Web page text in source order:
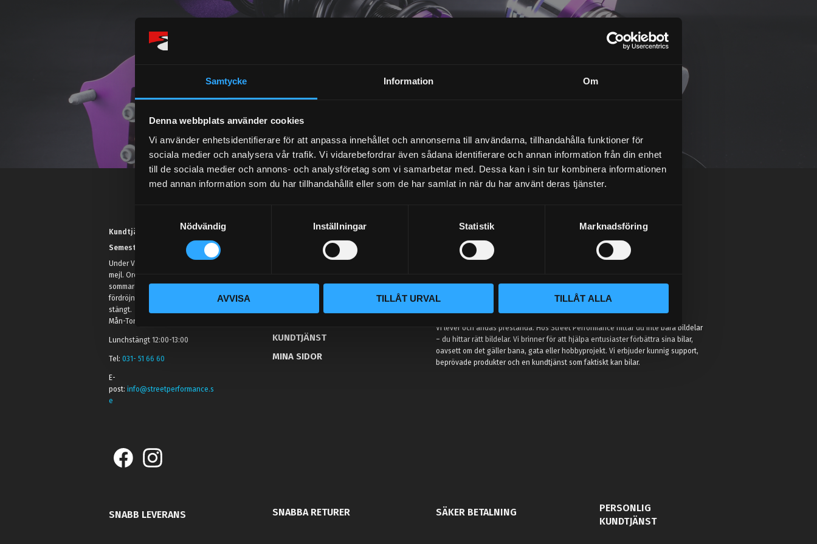
Samtycke Information Om
Denna webbplats använder cookies
Vi använder enhetsidentifierare för att anpassa innehållet och annonserna till användarna, tillhandahålla funktioner för
sociala medier och analysera vår trafik. Vi vidarebefordrar även sådana identifierare och annan information från din enhet
till de sociala medier och annons- och analysföretag som vi samarbetar med. Dessa kan i sin tur kombinera informationen
med annan information som du har tillhandahållit eller som de har samlat in när du har använt deras tjänster.
a
c
v
a
Nödvändig Inställningar Statistik Marknadsföring
AVVISA TILLÅT URVAL TILLÅT ALLA
Dina personuppgifter behandlas i enlighet med vår
Kundtjänst telefon:
Semestertider.
Under V.27 - V.33 nås vi enbart på
mejl. Ordrar skickas under
sommaren men med viss
fördröjning. 2/7 -9/7 är det helt
stängt.
Mån-Tors: 10:30-15:00
Lunchstängt 12:00-13:00
Tel:031- 51 66 60
E-
post:info@streetperformance.s
e
KUNDTJÄNST
MINA SIDOR
VÅR AFFÄRSIDÉ ÄR ENKEL:
Vi lever och andas prestanda. Hos Street Performance hittar du inte bara bildelar
– du hittar rätt bildelar. Vi brinner för att hjälpa entusiaster förbättra sina bilar,
oavsett om det gäller bana, gata eller hobbyprojekt. Vi erbjuder kunnig support,
beprövade produkter och en kundtjänst som faktiskt kan bilar.
SNABB LEVERANS SNABBA RETURER SÄKER BETALNING
PERSONLIG
KUNDTJÄNST